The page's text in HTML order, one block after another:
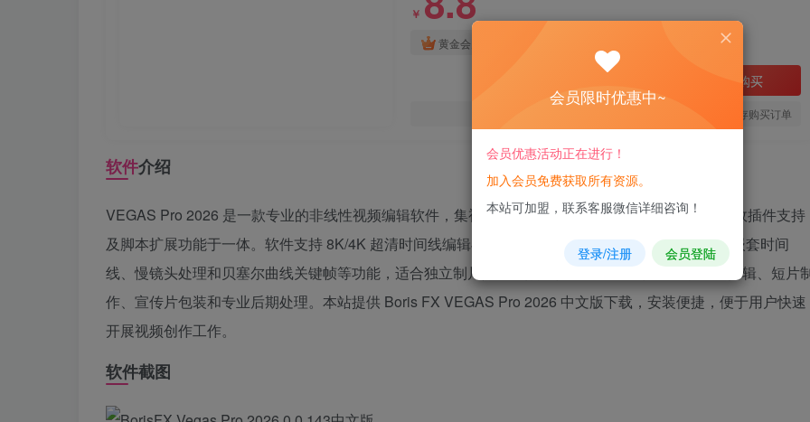
￥
黄金会员
立即购买
您当前未登录！建议登陆后购买，可保存购买订单
软件介绍
VEGAS Pro 2026 是一款专业的非线性视频编辑软件，集视频剪辑、合成处理、音频编辑、OFX 特效插件支持
及脚本扩展功能于一体。软件支持 8K/4K 超清时间线编辑与实时预览，内置色彩分级、音频混音、嵌套时间
线、慢镜头处理和贝塞尔曲线关键帧等功能，适合独立制片人、视频创作者及后期工作室用于影视剪辑、短片
作、宣传片包装和专业后期处理。本站提供 Boris FX VEGAS Pro 2026 中文版下载，安装便捷，便于用户快速
开展视频创作工作。
软件截图
会员限时优惠中~
会员优惠活动正在进行！
加入会员免费获取所有资源。
本站可加盟，联系客服微信详细咨询！
登录/注册 会员登陆